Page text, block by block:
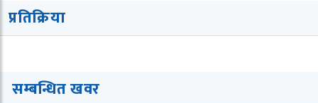
प्रतिक्रिया
सम्बन्धित खवर